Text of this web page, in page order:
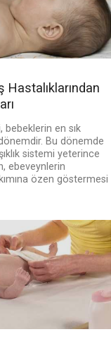
Hastalıklarından
en sık
Bu dönemde
sistemi yeterince
ebeveynlerin
özen göstermesi